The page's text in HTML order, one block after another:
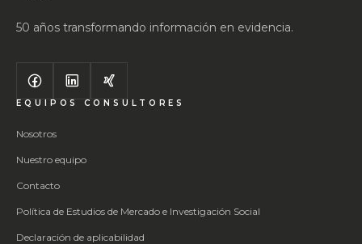
50 años transformando información en evidencia.
EQUIPOS CONSULTORES
Nosotros
Nuestro equipo
Contacto
Política de Estudios de Mercado e Investigación Social
Declaración de aplicabilidad